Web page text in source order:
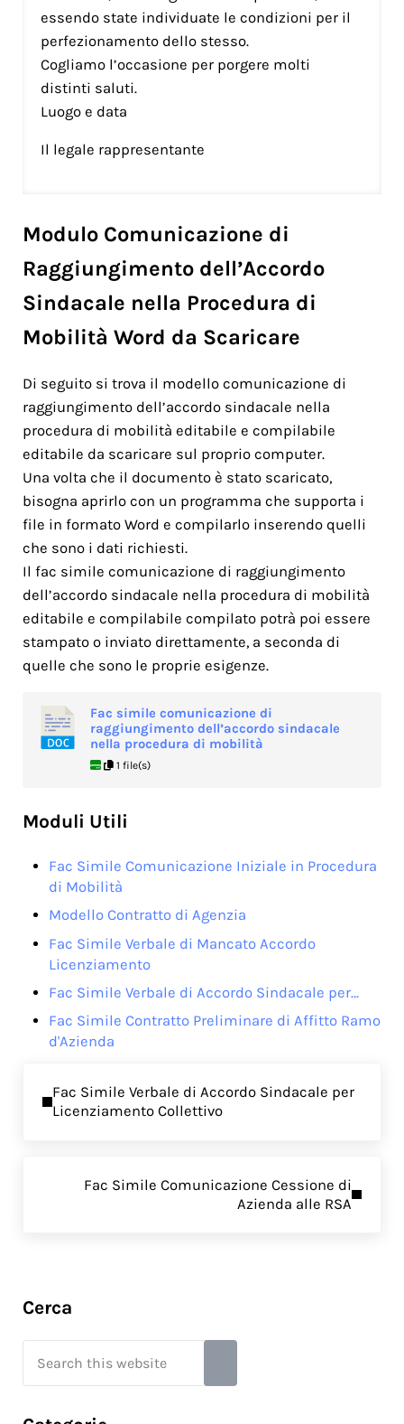
essendo state individuate le condizioni per il
perfezionamento dello stesso.
Cogliamo l’occasione per porgere molti
distinti saluti.
Luogo e data
Il legale rappresentante
Modulo Comunicazione di
Raggiungimento dell’Accordo
Sindacale nella Procedura di
Mobilità Word da Scaricare
Di seguito si trova il modello comunicazione di
raggiungimento dell’accordo sindacale nella
procedura di mobilità editabile e compilabile
editabile da scaricare sul proprio computer.
Una volta che il documento è stato scaricato,
bisogna aprirlo con un programma che supporta i
file in formato Word e compilarlo inserendo quelli
che sono i dati richiesti.
Il fac simile comunicazione di raggiungimento
dell’accordo sindacale nella procedura di mobilità
editabile e compilabile compilato potrà poi essere
stampato o inviato direttamente, a seconda di
quelle che sono le proprie esigenze.
Fac simile comunicazione di
raggiungimento dell’accordo sindacale
nella procedura di mobilità
1 file(s)
Moduli Utili
Fac Simile Comunicazione Iniziale in Procedura
di Mobilità
Modello Contratto di Agenzia
Fac Simile Verbale di Mancato Accordo
Licenziamento
Fac Simile Verbale di Accordo Sindacale per…
Fac Simile Contratto Preliminare di Affitto Ramo
d'Azienda
Fac Simile Verbale di Accordo Sindacale per
Licenziamento Collettivo
Fac Simile Comunicazione Cessione di
Azienda alle RSA
Sidebar
Cerca